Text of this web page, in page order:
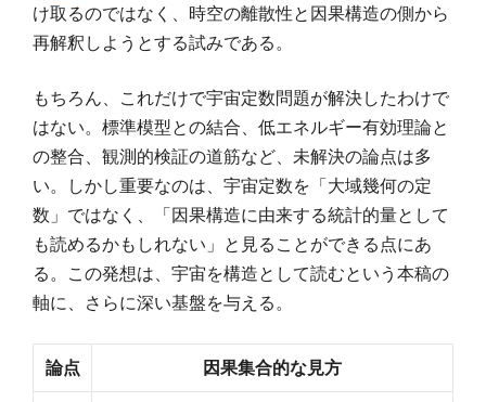
け取るのではなく、時空の離散性と因果構造の側から
再解釈しようとする試みである。
もちろん、これだけで宇宙定数問題が解決したわけで
はない。標準模型との結合、低エネルギー有効理論と
の整合、観測的検証の道筋など、未解決の論点は多
い。しかし重要なのは、宇宙定数を「大域幾何の定
数」ではなく、「因果構造に由来する統計的量として
も読めるかもしれない」と見ることができる点にあ
る。この発想は、宇宙を構造として読むという本稿の
軸に、さらに深い基盤を与える。
論点 因果集合的な見方